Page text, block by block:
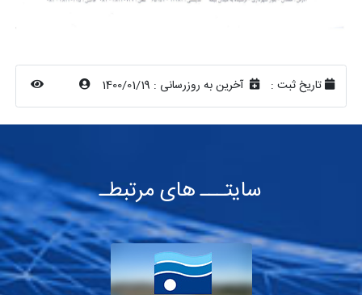
تاریخ ثبت : آخرین به روزرسانی : 1400/01/19
سایتـــ های مرتبطـ